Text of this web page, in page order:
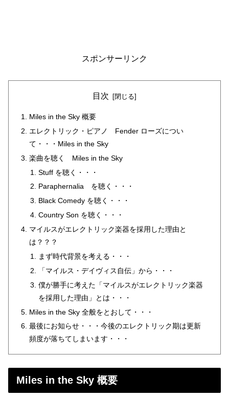
スポンサーリンク
目次
Miles in the Sky 概要
エレクトリック・ピアノ Fender ローズについ
て・・・Miles in the Sky
楽曲を聴く Miles in the Sky
Stuff を聴く・・・
Paraphernalia を聴く・・・
Black Comedy を聴く・・・
Country Son を聴く・・・
マイルスがエレクトリック楽器を採用した理由と
は？？？
まず時代背景を考える・・・
「マイルス・デイヴィス自伝」から・・・
僕が勝手に考えた「マイルスがエレクトリック楽器
を採用した理由」とは・・・
Miles in the Sky 全般をとおして・・・
最後にお知らせ・・・今後のエレクトリック期は更新
頻度が落ちてしまいます・・・
Miles in the Sky 概要